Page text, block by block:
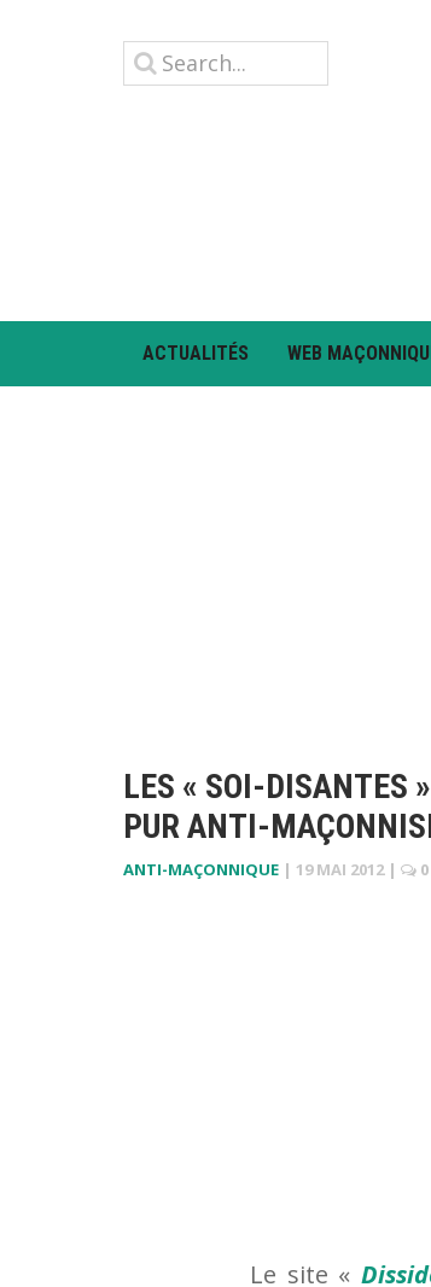
ACTUALITÉS WEB
LES « SOI-DISANTES
PUR ANTI-
ANTI-MAÇONNIQUE | 19 MAI 2012 | 0
Le site «